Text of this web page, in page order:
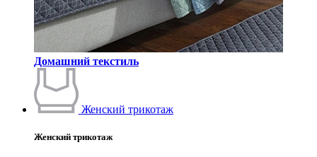
Домашний текстиль
Женский трикотаж
Женский трикотаж